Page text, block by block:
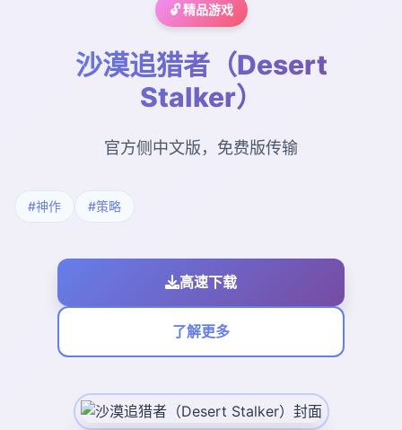
🔓 精品游戏
沙漠追猎者（Desert
Stalker）
官方侧中文版，免费版传输
#神作 #策略
高速下载
了解更多